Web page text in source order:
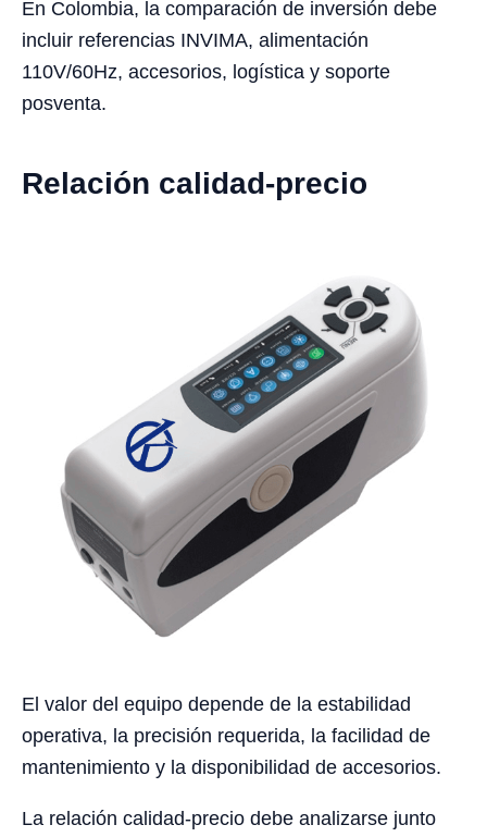
En Colombia, la comparación de inversión debe
incluir referencias INVIMA, alimentación
110V/60Hz, accesorios, logística y soporte
posventa.
Relación calidad-precio
El valor del equipo depende de la estabilidad
operativa, la precisión requerida, la facilidad de
mantenimiento y la disponibilidad de accesorios.
La relación calidad-precio debe analizarse junto